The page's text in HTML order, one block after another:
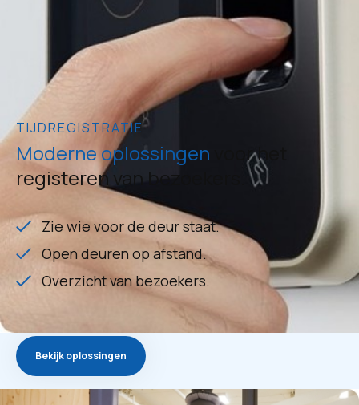
TIJDREGISTRATIE
Moderne oplossingen voor het
registeren van bezoekers.
Zie wie voor de deur staat.
Open deuren op afstand.
Overzicht van bezoekers.
Bekijk oplossingen